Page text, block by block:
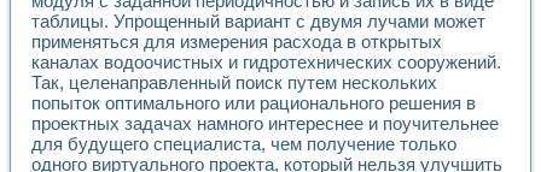
Бизнес
Контакты
таблицы. Упрощенный вариант с двумя лучами может
применяться для измерения расхода в открытых
каналах водоочистных и гидротехнических сооружений.
Так, целенаправленный поиск путем нескольких
попыток оптимального или рационального решения в
проектных задачах намного интереснее и поучительнее
для будущего специалиста, чем получение только
одного виртуального проекта, который нельзя улучшить